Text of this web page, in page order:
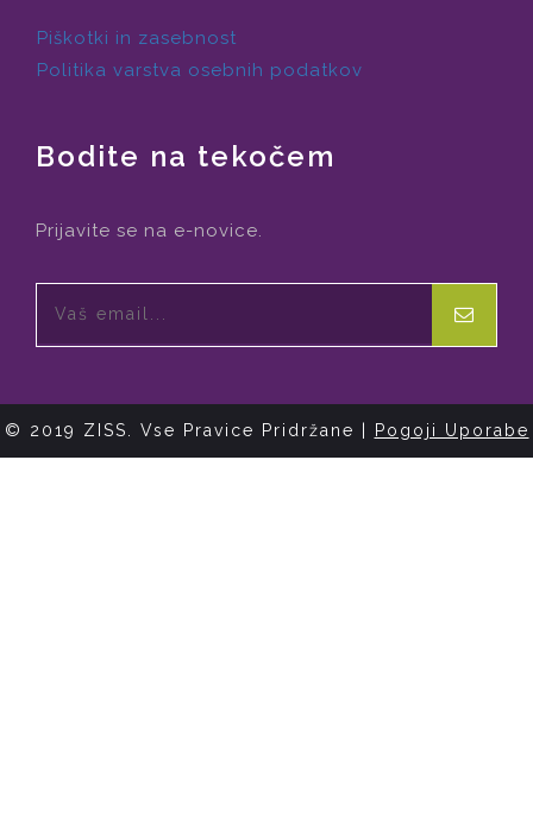
Piškotki in zasebnost
Politika varstva osebnih podatkov
Bodite na tekočem
Prijavite se na e-novice.
© 2019 ZISS. Vse Pravice Pridržane | Pogoji Uporabe